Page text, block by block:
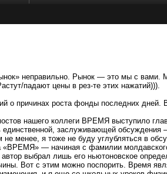
неправильно. Рынок — это мы с вами.
падают цены в рез-те этих нажатий))).
о причинах роста фонды последних дней.
нашего коллеги ВРЕМЯ выступило
единственной, заслуживающей
не менее, я тоже не буду углубляться в
«ВРЕМЯ» — начиная с фамилии
выбрал лишь его ньютоновское
Вот с этим можно поспорить. Время